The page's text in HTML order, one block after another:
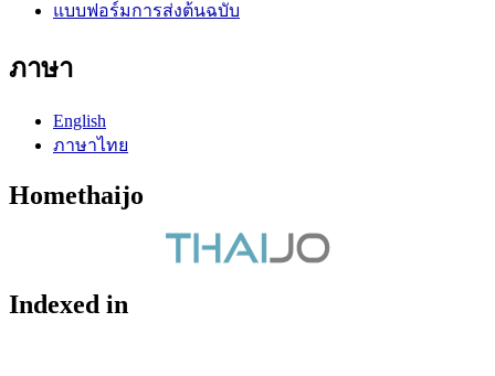
แบบฟอร์มการส่งต้นฉบับ
ภาษา
English
ภาษาไทย
Homethaijo
Indexed in